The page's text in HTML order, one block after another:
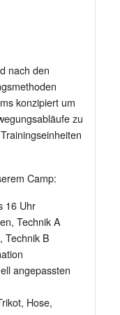
nach den
konzipiert um
zu
Camp:
16 Uhr
Technik A
Technik B
angepassten
Hose,